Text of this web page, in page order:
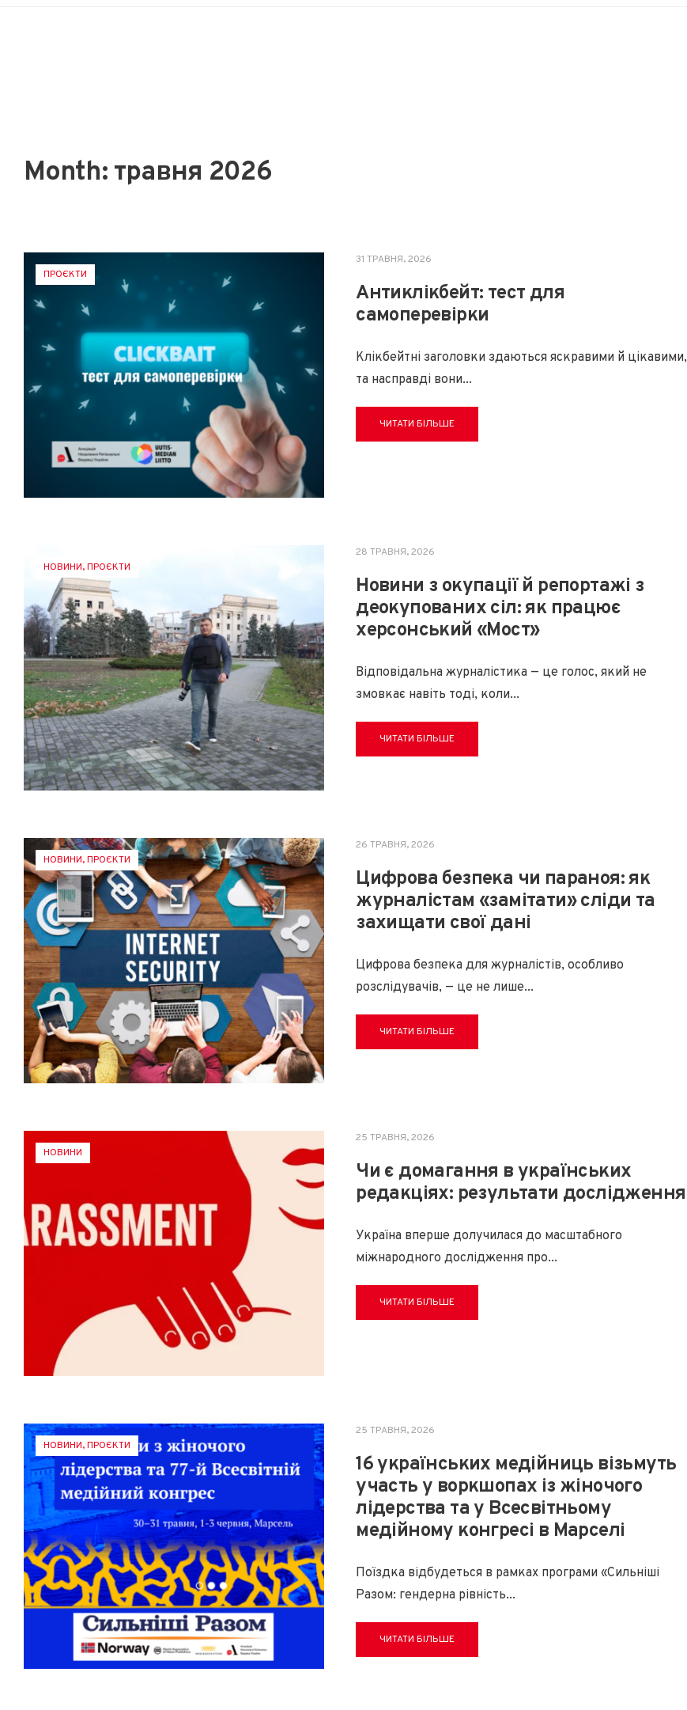
Month: травня 2026
ПРОЄКТИ
31 ТРАВНЯ, 2026
Антиклікбейт: тест для
самоперевірки
Клікбейтні заголовки здаються яскравими й цікавими,
та насправді вони...
ЧИТАТИ БІЛЬШЕ
НОВИНИ,ПРОЄКТИ
28 ТРАВНЯ, 2026
Новини з окупації й репортажі з
деокупованих сіл: як працює
херсонський «Мост»
Відповідальна журналістика — це голос, який не
змовкає навіть тоді, коли...
ЧИТАТИ БІЛЬШЕ
НОВИНИ,ПРОЄКТИ
26 ТРАВНЯ, 2026
Цифрова безпека чи параноя: як
журналістам «замітати» сліди та
захищати свої дані
Цифрова безпека для журналістів, особливо
розслідувачів, — це не лише...
ЧИТАТИ БІЛЬШЕ
НОВИНИ
25 ТРАВНЯ, 2026
Чи є домагання в українських
редакціях: результати дослідження
Україна вперше долучилася до масштабного
міжнародного дослідження про...
ЧИТАТИ БІЛЬШЕ
НОВИНИ,ПРОЄКТИ
25 ТРАВНЯ, 2026
16 українських медійниць візьмуть
участь у воркшопах із жіночого
лідерства та у Всесвітньому
медійному конгресі в Марселі
Поїздка відбудеться в рамках програми «Сильніші
Разом: гендерна рівність...
ЧИТАТИ БІЛЬШЕ